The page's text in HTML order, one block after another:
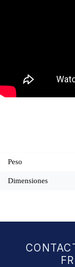
Peso
Dimensiones